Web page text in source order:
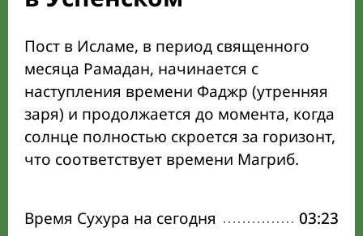
Пост в Исламе, в период священного
месяца Рамадан, начинается с
наступления времени Фаджр (утренняя
заря) и продолжается до момента, когда
солнце полностью скроется за горизонт,
что соответствует времени Магриб.
Время Сухура на сегодня 03:23